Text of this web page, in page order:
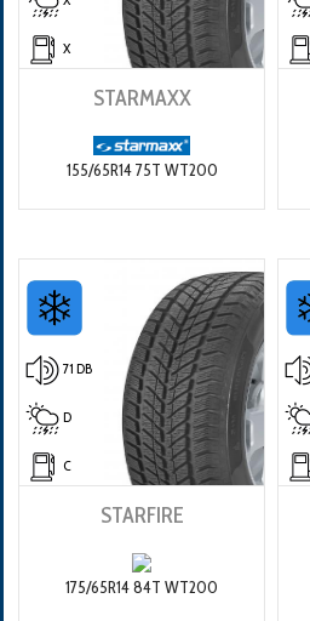
X
STARMAXX
155/65R14 75T WT200
71 DB
D
C
STARFIRE
175/65R14 84T WT200